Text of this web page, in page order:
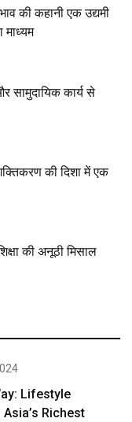
की कहानी एक उद्यमी
माध्यम
सामुदायिक कार्य से
की दिशा में एक
की अनूठी मिसाल
Lifestyle
Richest